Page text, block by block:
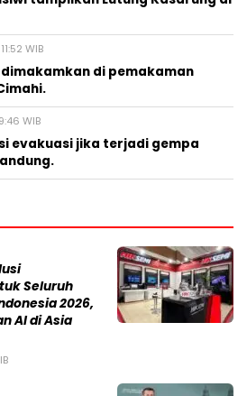
WIB
di pemakaman
WIB
evakuasi jika terjadi gempa
Seluruh
2026,
AI di Asia